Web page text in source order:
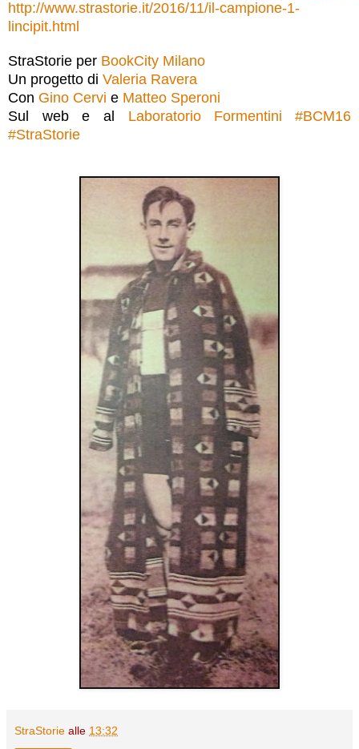
http://www.strastorie.it/2016/11/il-campione-1-
lincipit.html
StraStorie per BookCity Milano
Un progetto di Valeria Ravera
Con Gino Cervi e Matteo Speroni
Sul web e al Laboratorio Formentini #BCM16
#StraStorie
StraStorie alle 13:32